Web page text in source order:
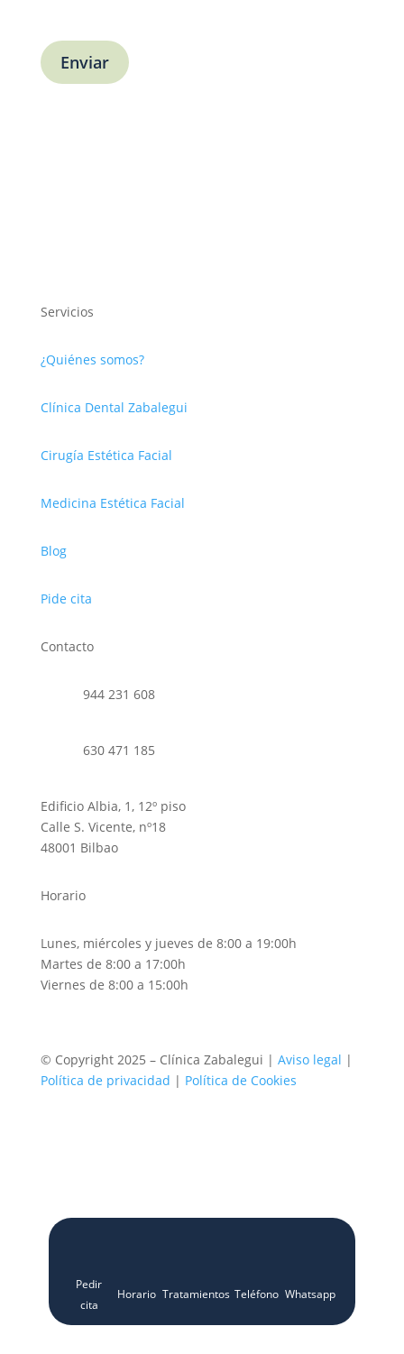
Servicios
¿Quiénes somos?
Clínica Dental Zabalegui
Cirugía Estética Facial
Medicina Estética Facial
Blog
Pide cita
Contacto
944 231 608
630 471 185
Edificio Albia, 1, 12º piso
Calle S. Vicente, nº18
48001 Bilbao
Horario
Lunes, miércoles y jueves de 8:00 a 19:00h
Martes de 8:00 a 17:00h
Viernes de 8:00 a 15:00h
© Copyright 2025 – Clínica Zabalegui | Aviso legal |
Política de privacidad | Política de Cookies
Pedir
cita
Horario Tratamientos Teléfono Whatsapp